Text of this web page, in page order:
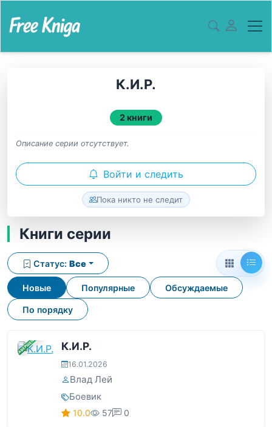
К.И.Р.
2 книги
Описание серии отсутствует.
Войти и следить
Пока никто не следит
Книги серии
Новые Популярные Обсуждаемые
По порядку
Статус: Все
ЗАВЕРШЕНА К.И.Р.
16.01.2026
Влад Лей
Боевик
10.0 57 0